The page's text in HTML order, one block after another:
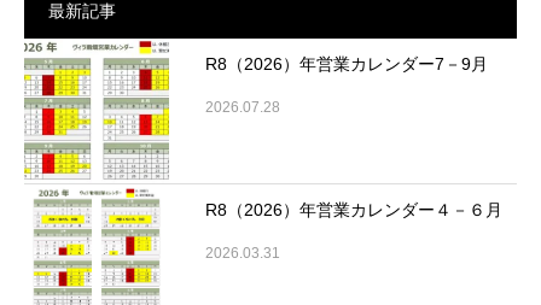
最新記事
R8（2026）年営業カレンダー7－9月
2026.07.28
R8（2026）年営業カレンダー４－６月
2026.03.31